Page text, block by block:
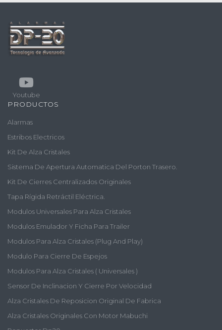
Youtube
PRODUCTOS
Alarmas
Estribos Electricos
Kit De Alza Cristales
Sistema De Apertura Automatica Del Porton Trasero.
Kit De Cierres Centralizados Originales
Tapa Rígida Retráctil Eléctrica.
Modulos Universales Para Alza Cristales
Modulos Emulador Y Ficha Para Trailer
Modulos Para Alza Cristales (plug And Play)
Modulo Para Cierre De Espejos
Modulos Para Alza Cristales ( Universales )
Sensor De Inclinacion Y Cierre Por Velocidad
Alza Cristales De Reposicion Original De Fabrica
Alza Cristales Originales Con Motor Mabuchi